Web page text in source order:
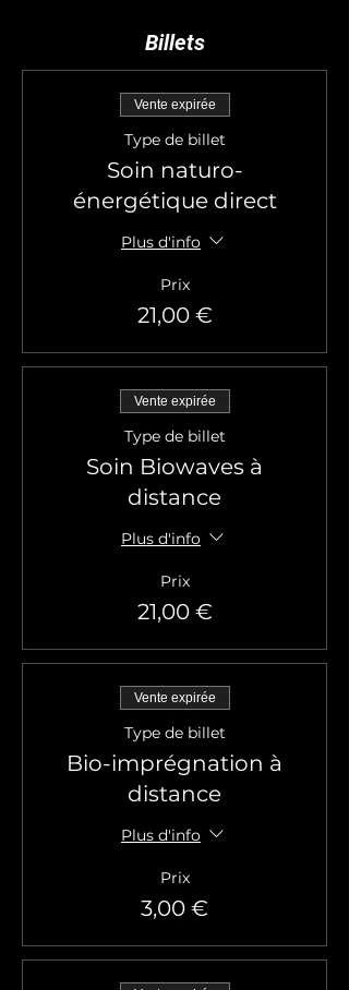
Billets
Vente expirée
Type de billet
Soin naturo-
énergétique direct
Plus d'info
Prix
21,00 €
Vente expirée
Type de billet
Soin Biowaves à
distance
Plus d'info
Prix
21,00 €
Vente expirée
Type de billet
Bio-imprégnation à
distance
Plus d'info
Prix
3,00 €